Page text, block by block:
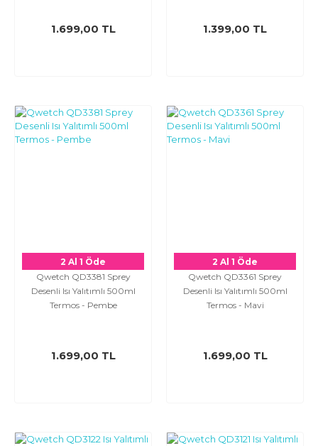
1.699,00 TL 1.399,00 TL
2 Al 1 Öde
Qwetch QD3381 Sprey
Desenli Isı Yalıtımlı 500ml
Termos - Pembe
1.699,00 TL
2 Al 1 Öde
Qwetch QD3361 Sprey
Desenli Isı Yalıtımlı 500ml
Termos - Mavi
1.699,00 TL